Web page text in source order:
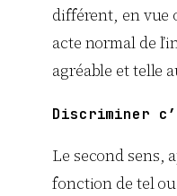
différent, en vue
acte normal de
agréable et telle
Discriminer
Le second sens,
fonction de tel